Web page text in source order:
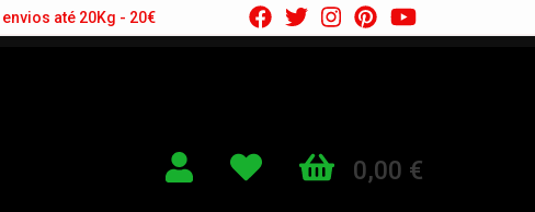
até 20Kg - 20€
0,00 €